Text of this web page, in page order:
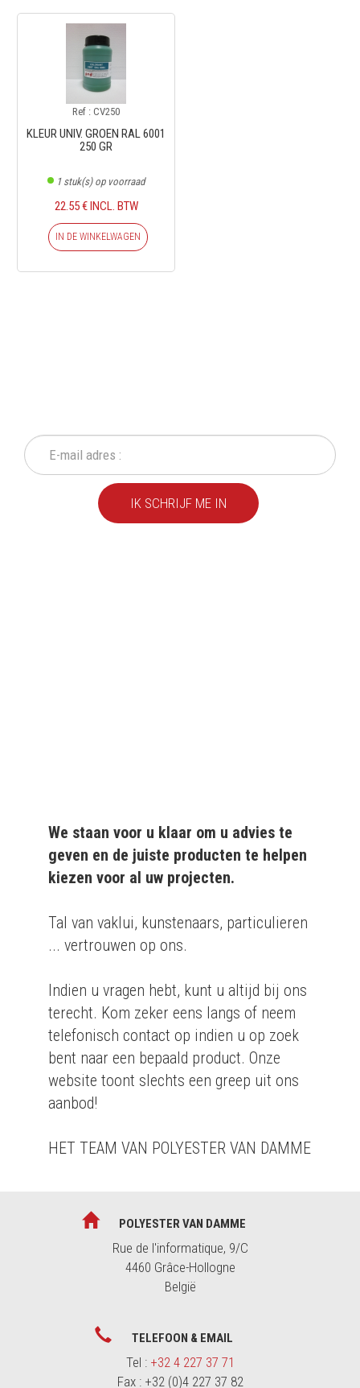
Ref : CV250
KLEUR UNIV. GROEN RAL 6001
250 GR
1stuk(s) op voorraad
22.55 € INCL. BTW
IN DE WINKELWAGEN
IK SCHRIJF ME IN
We staan voor u klaar om u advies te
geven en de juiste producten te helpen
kiezen voor al uw projecten.
Tal van vaklui, kunstenaars, particulieren
... vertrouwen op ons.
Indien u vragen hebt, kunt u altijd bij ons
terecht. Kom zeker eens langs of neem
telefonisch contact op indien u op zoek
bent naar een bepaald product. Onze
website toont slechts een greep uit ons
aanbod!
HET TEAM VAN POLYESTER VAN DAMME
POLYESTER VAN DAMME
Rue de l'informatique, 9/C
4460 Grâce-Hollogne
België
TELEFOON & EMAIL
Tel : +32 4 227 37 71
Fax : +32 (0)4 227 37 82